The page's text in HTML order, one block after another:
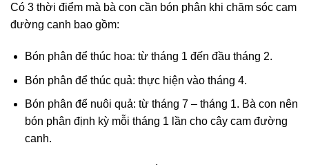
Có 3 thời điểm mà bà con cần bón phân khi chăm sóc cam
đường canh bao gồm:
Bón phân để thúc hoa: từ tháng 1 đến đầu tháng 2.
Bón phân để thúc quả: thực hiện vào tháng 4.
Bón phân để nuôi quả: từ tháng 7 – tháng 1. Bà con nên
bón phân định kỳ mỗi tháng 1 lần cho cây cam đường
canh.